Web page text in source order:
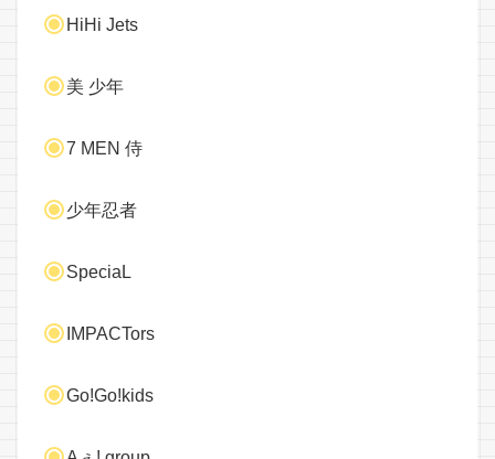
HiHi Jets
美 少年
7 MEN 侍
少年忍者
SpeciaL
IMPACTors
Go!Go!kids